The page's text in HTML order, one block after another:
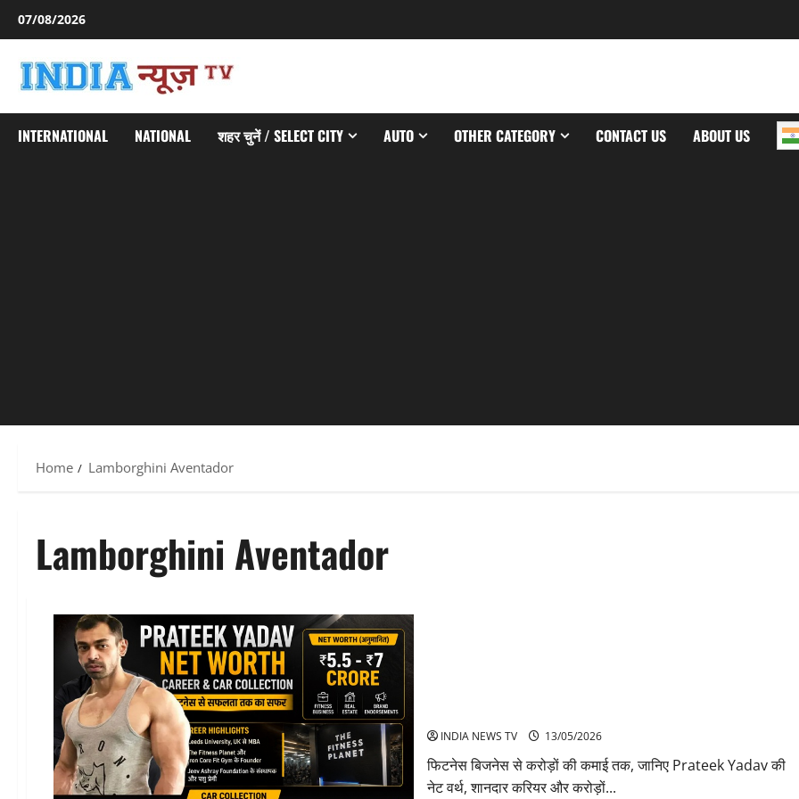
07/08/2026
INTERNATIONAL NATIONAL शहर चुनें / SELECT CITY AUTO OTHER CATEGORY CONTACT US ABOUT US
Home Lamborghini Aventador
Lamborghini Aventador
INDIA NEWS TV 13/05/2026
फिटनेस बिजनेस से करोड़ों की कमाई तक, जानिए Prateek Yadav की
नेट वर्थ, शानदार करियर और करोड़ों...